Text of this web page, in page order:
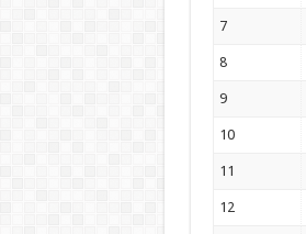
7
8
9
10
11
12